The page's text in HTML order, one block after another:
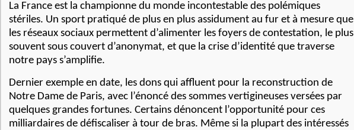
La France est la championne du monde incontestable des polémiques
stériles. Un sport pratiqué de plus en plus assidument au fur et à mesure que
les réseaux sociaux permettent d’alimenter les foyers de contestation, le plus
souvent sous couvert d’anonymat, et que la crise d’identité que traverse
notre pays s’amplifie.
Dernier exemple en date, les dons qui affluent pour la reconstruction de
Notre Dame de Paris, avec l’énoncé des sommes vertigineuses versées par
quelques grandes fortunes. Certains dénoncent l’opportunité pour ces
milliardaires de défiscaliser à tour de bras. Même si la plupart des intéressés